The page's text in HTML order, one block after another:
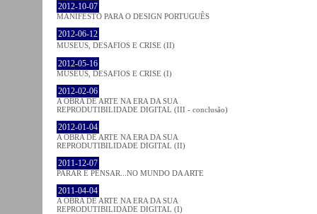
2012-10-07
MANIFESTO PARA O DESIGN PORTUGUÊS
2012-06-12
MUSEUS, DESAFIOS E CRISE (II)
2012-05-16
MUSEUS, DESAFIOS E CRISE (I)
2012-02-06
A OBRA DE ARTE NA ERA DA SUA
REPRODUTIBILIDADE DIGITAL (III - conclusão)
2012-01-04
A OBRA DE ARTE NA ERA DA SUA
REPRODUTIBILIDADE DIGITAL (II)
2011-12-07
PARAR E PENSAR...NO MUNDO DA ARTE
2011-04-04
A OBRA DE ARTE NA ERA DA SUA
REPRODUTIBILIDADE DIGITAL (I)